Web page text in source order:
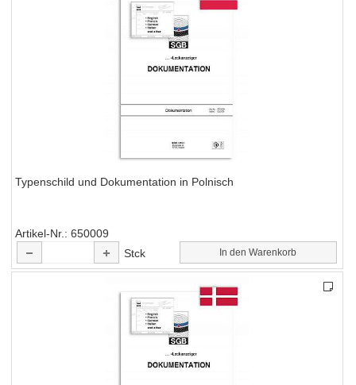
Typenschild und Dokumentation in Polnisch
Artikel-Nr.
650009
Stck
In den Warenkorb